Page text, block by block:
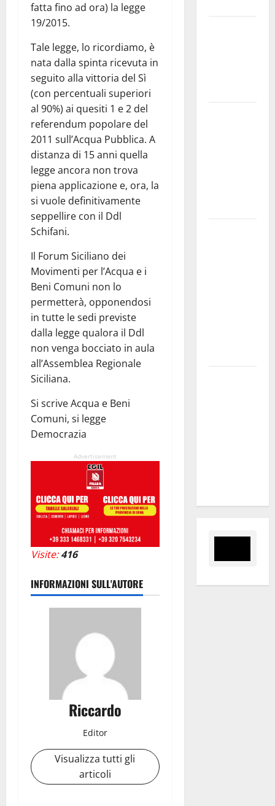
fatta fino ad ora) la legge
19/2015.
Tale legge, lo ricordiamo, è
nata dalla spinta ricevuta in
seguito alla vittoria del Sì
(con percentuali superiori
al 90%) ai quesiti 1 e 2 del
referendum popolare del
2011 sull’Acqua Pubblica. A
distanza di 15 anni quella
legge ancora non trova
piena applicazione e, ora, la
si vuole definitivamente
seppellire con il Ddl
Schifani.
Il Forum Siciliano dei
Movimenti per l’Acqua e i
Beni Comuni non lo
permetterà, opponendosi
in tutte le sedi previste
dalla legge qualora il Ddl
non venga bocciato in aula
all’Assemblea Regionale
Siciliana.
Si scrive Acqua e Beni
Comuni, si legge
Democrazia
Advertisement
Visite: 416
INFORMAZIONI SULL'AUTORE
Riccardo
Editor
Visualizza tutti gli
articoli